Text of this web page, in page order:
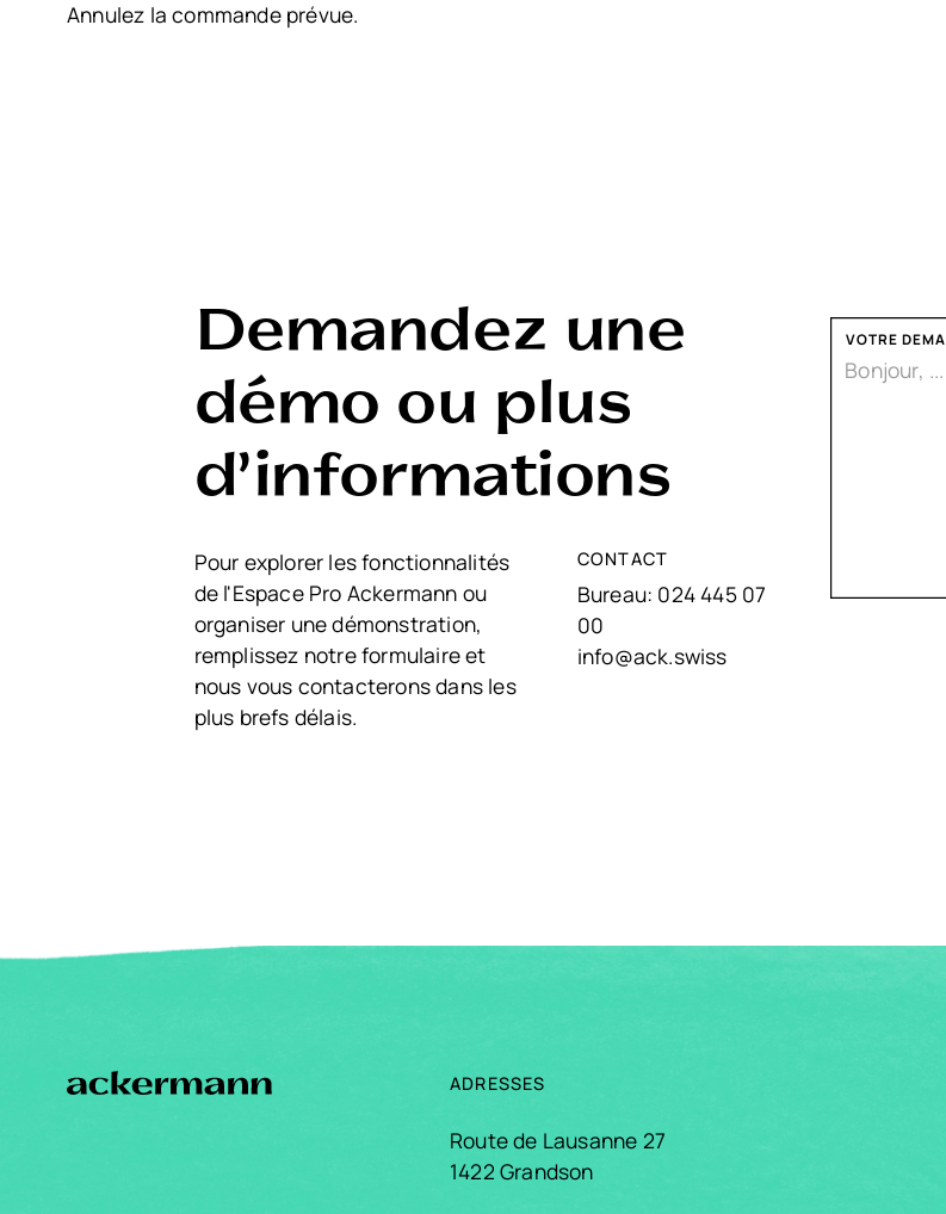
Annulez la commande prévue.
Demandez une
démo ou plus
d'informations
Pour explorer les fonctionnalités
de l'Espace Pro Ackermann ou
organiser une démonstration,
remplissez notre formulaire et
nous vous contacterons dans les
plus brefs délais.
CONTACT
Bureau: 024 445 07
00
info@ack.swiss
VOTRE
ADRESSES
Route de Lausanne 27
1422 Grandson